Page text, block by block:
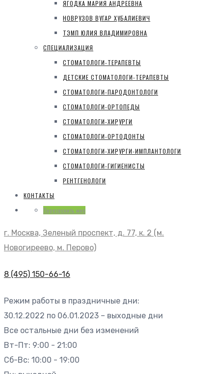
ЯГОДКА МАРИЯ АНДРЕЕВНА
НОВРУЗОВ ВУГАР ХУБАЛИЕВИЧ
ТЭМП ЮЛИЯ ВЛАДИМИРОВНА
СПЕЦИАЛИЗАЦИЯ
СТОМАТОЛОГИ-ТЕРАПЕВТЫ
ДЕТСКИЕ СТОМАТОЛОГИ-ТЕРАПЕВТЫ
СТОМАТОЛОГИ-ПАРОДОНТОЛОГИ
СТОМАТОЛОГИ-ОРТОПЕДЫ
СТОМАТОЛОГИ-ХИРУРГИ
СТОМАТОЛОГИ-ОРТОДОНТЫ
СТОМАТОЛОГИ-ХИРУРГИ-ИМПЛАНТОЛОГИ
СТОМАТОЛОГИ-ГИГИЕНИСТЫ
РЕНТГЕНОЛОГИ
КОНТАКТЫ
Перезвонить мне
г. Москва, Зеленый проспект, д. 77, к. 2 (м.
Новогиреево, м. Перово)
8 (495) 150-66-16
Режим работы в праздничные дни:
30.12.2022 по 06.01.2023 – выходные дни
Все остальные дни без изменений
Вт-Пт: 9:00 - 21:00
Сб-Вс: 10:00 - 19:00